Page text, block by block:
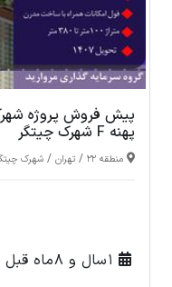
پیش فروش پروژه
پهنه F شهرک چیتگر
منطقه 22 / تهران / شهرک